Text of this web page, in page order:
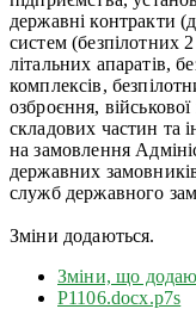
державні контракти
систем (безпілотних
літальних апаратів,
комплексів,
озброєння,
складових частин та
на замовлення
державних
служб державного
Зміни додаються.
Зміни, що
Р1106.docx.p7s